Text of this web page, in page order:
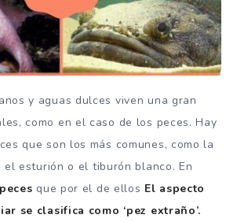
y aguas dulces viven una gran
como en el caso de los peces. Hay
que son los más comunes, como la
esturión o el tiburón blanco. En
peces que por el de ellos El aspecto
se clasifica como ‘pez extraño’.